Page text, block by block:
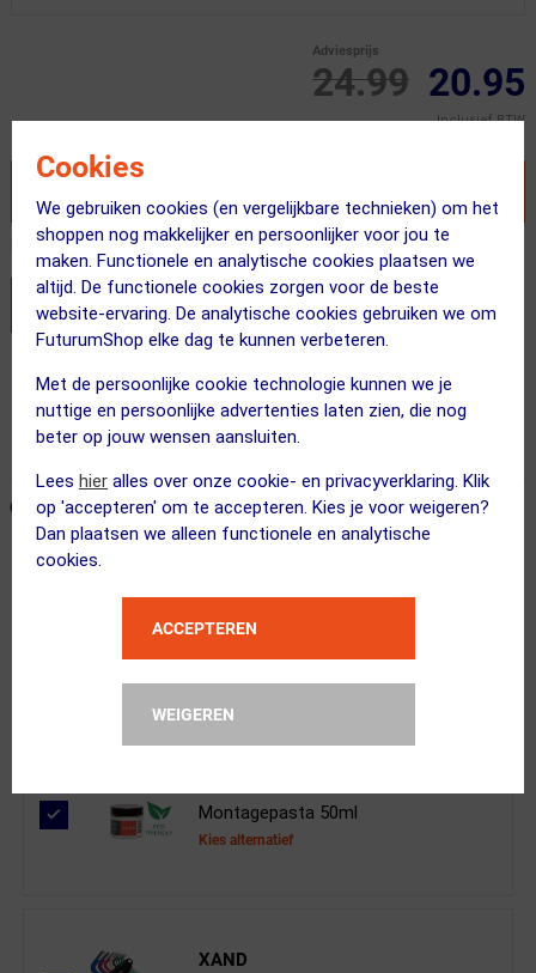
Cookies
We gebruiken cookies (en vergelijkbare technieken) om het
shoppen nog makkelijker en persoonlijker voor jou te
maken. Functionele en analytische cookies plaatsen we
altijd. De functionele cookies zorgen voor de beste
website-ervaring. De analytische cookies gebruiken we om
FuturumShop elke dag te kunnen verbeteren.
Met de persoonlijke cookie technologie kunnen we je
nuttige en persoonlijke advertenties laten zien, die nog
beter op jouw wensen aansluiten.
Lees hier alles over onze cookie- en privacyverklaring. Klik
op 'accepteren' om te accepteren. Kies je voor weigeren?
Dan plaatsen we alleen functionele en analytische
cookies.
ACCEPTEREN
WEIGEREN
24.99
Adviesprijs
20.95
Inclusief BTW
Recent besteld door 50 klanten! Bestel ook snel!
Stel je productvragen aan onze AI assistent
Voor 23:00 uur besteld, morgen in huis
365 dagen retourrecht
← Terug naar productnavigatie
ONZE AANBEVOLEN COMBINATIE
Shimano
PD-EF102 MTB Pedalen met Reflector
Montagepasta 50ml
Kies alternatief
XAND